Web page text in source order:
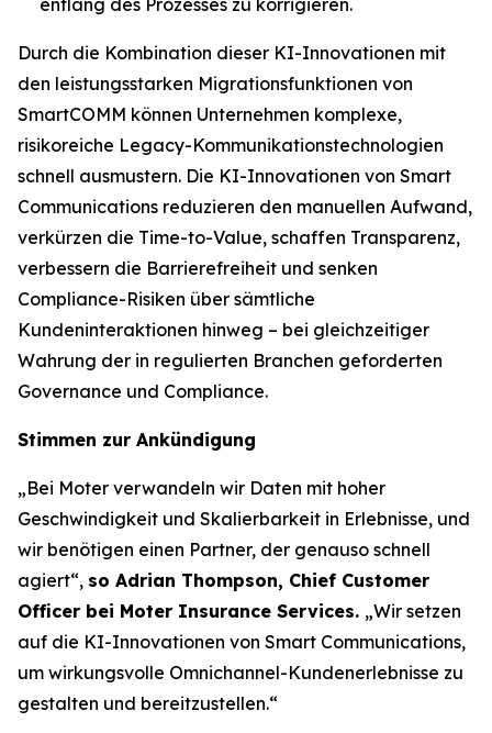
Durch die Kombination dieser KI-Innovationen mit
den leistungsstarken Migrationsfunktionen von
SmartCOMM können Unternehmen komplexe,
risikoreiche Legacy-Kommunikationstechnologien
schnell ausmustern. Die KI-Innovationen von Smart
Communications reduzieren den manuellen Aufwand,
verkürzen die Time-to-Value, schaffen Transparenz,
verbessern die Barrierefreiheit und senken
Compliance-Risiken über sämtliche
Kundeninteraktionen hinweg – bei gleichzeitiger
Wahrung der in regulierten Branchen geforderten
Governance und Compliance.
Stimmen zur Ankündigung
„Bei Moter verwandeln wir Daten mit hoher
Geschwindigkeit und Skalierbarkeit in Erlebnisse, und
wir benötigen einen Partner, der genauso schnell
agiert“, so Adrian Thompson, Chief Customer
Officer bei Moter Insurance Services. „Wir setzen
auf die KI-Innovationen von Smart Communications,
um wirkungsvolle Omnichannel-Kundenerlebnisse zu
gestalten und bereitzustellen.“